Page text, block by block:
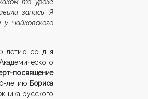
то уроке
запись. Я
Чайковского
летию со дня
Академического
посвящение
летию Бориса
русского